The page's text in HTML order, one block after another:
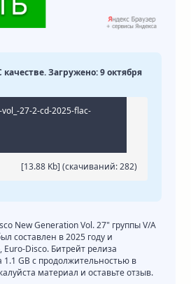
качестве. Загружено: 9 октября
27-2-cd-2025-flac-
[13.88 Kb] (cкачиваний: 282)
New Generation Vol. 27" группы V/A
составлен в 2025 году и
Disco. Битрейт релиза
1.1 GB с продолжительностью в
материал и оставьте отзыв.